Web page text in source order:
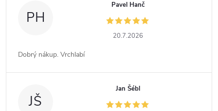
PH
Pavel Hanč
20.7.2026
Dobrý nákup. Vrchlabí
JŠ
Jan Šébl